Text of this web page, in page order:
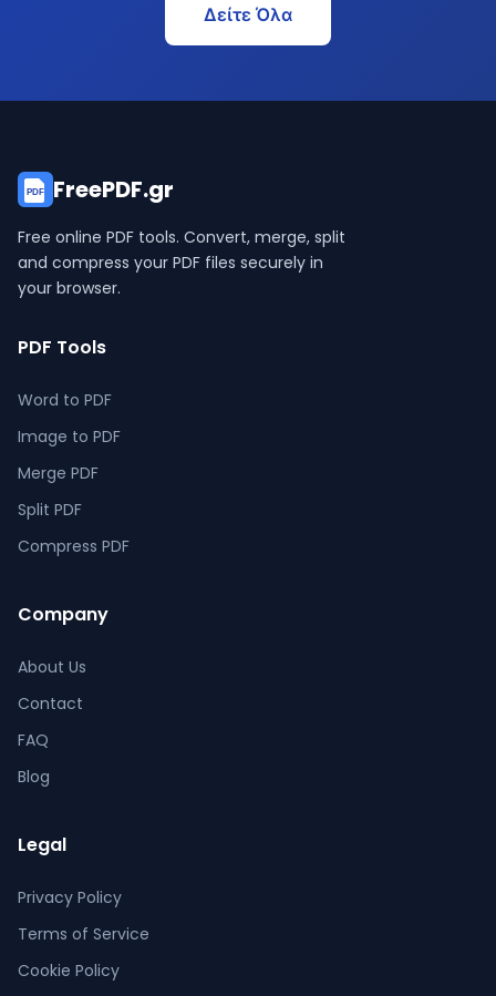
Δείτε Όλα
PDF FreePDF.gr
Free online PDF tools. Convert, merge, split
and compress your PDF files securely in
your browser.
PDF Tools
Word to PDF
Image to PDF
Merge PDF
Split PDF
Compress PDF
Company
About Us
Contact
FAQ
Blog
Legal
Privacy Policy
Terms of Service
Cookie Policy